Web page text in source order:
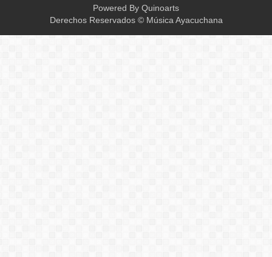
Powered By Quinoarts
Derechos Reservados © Música Ayacuchana